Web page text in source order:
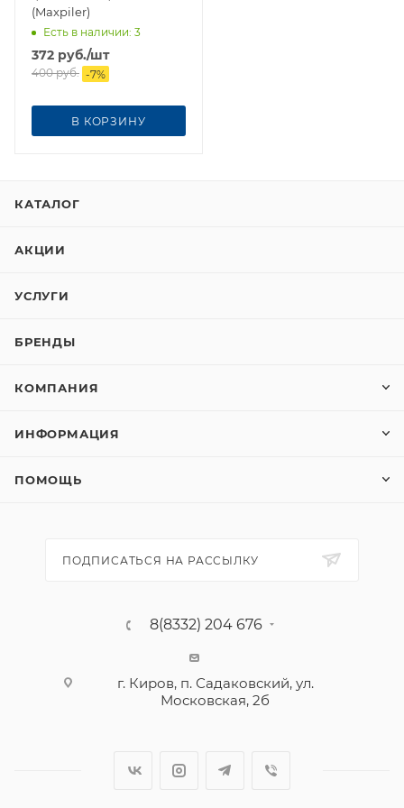
(Maxpiler)
Есть в наличии: 3
372 руб./шт
400руб. -7%
В КОРЗИНУ
КАТАЛОГ
АКЦИИ
УСЛУГИ
БРЕНДЫ
КОМПАНИЯ
ИНФОРМАЦИЯ
ПОМОЩЬ
ПОДПИСАТЬСЯ НА РАССЫЛКУ
8(8332) 204 676
г. Киров, п. Садаковский, ул.
Московская, 2б